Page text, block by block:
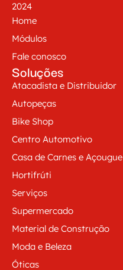
2024
Home
Módulos
Fale conosco
Soluções
Atacadista e Distribuidor
Autopeças
Bike Shop
Centro Automotivo
Casa de Carnes e Açougue
Hortifrúti
Serviços
Supermercado
Material de Construção
Moda e Beleza
Óticas